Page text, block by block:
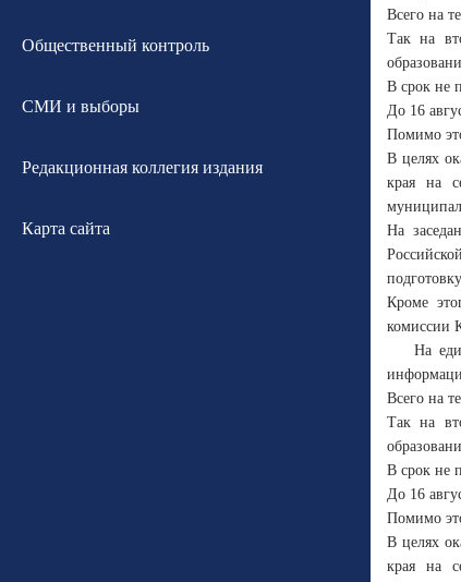
Общественный контроль
СМИ и выборы
Редакционная коллегия издания
Карта сайта
Всего на
Так на
В срок не
До 16
Помимо
В целях
края на
На
Кроме
комиссии
На
Всего на
Так на
В срок не
До 16
Помимо
В целях
края на